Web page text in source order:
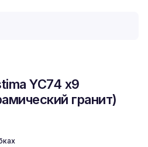
YC74 x9
гранит)